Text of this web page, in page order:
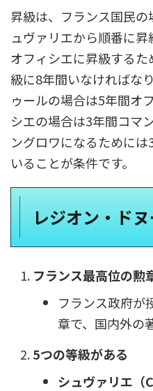
昇級は、フランス国民
ュヴァリエから順番に昇
オフィシエに昇級する
級に8年間いなければな
ゥールの場合は5年間オ
シエの場合は3年間コマ
ングロワになるために
いることが条件です。
レジオン・ド
フランス最高位の勲
フランス政府が
章で、国内外の
5つの等級がある
シュヴァリエ（